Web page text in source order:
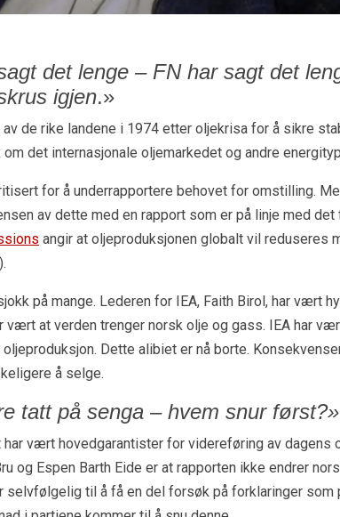
det lenge – FN har sagt det
igjen.»
de rike landene i 1974 etter oljekrisa for å sikre
det internasjonale oljemarkedet og andre
for å underrapportere behovet for omstilling.
av dette med en rapport som er på linje med
angir at oljeproduksjonen globalt vil reduseres
på mange. Lederen for IEA, Faith Birol, har vært
vært at verden trenger norsk olje og gass. IEA har
Dette alibiet er nå borte.
å selge.
tatt på senga – hvem snur først?»
har vært hovedgarantister for videreføring av dagens
og Espen Barth Eide er at rapporten ikke endrer
selvfølgelig til å få en del forsøk på forklaringer